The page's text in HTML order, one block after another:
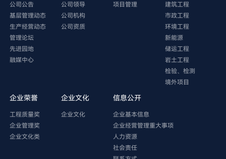
公司公告
基层管理动态
生产经营动态
管理论坛
先进园地
融媒中心
公司领导
公司机构
公司资质
项目管理
建筑工程
市政工程
环境工程
新能源
储运工程
岩土工程
检验、检测
境外项目
企业荣誉
工程质量奖
企业管理奖
企业文化类
企业文化
企业文化
信息公开
企业基本信息
企业经营管理重大事项
人力资源
社会责任